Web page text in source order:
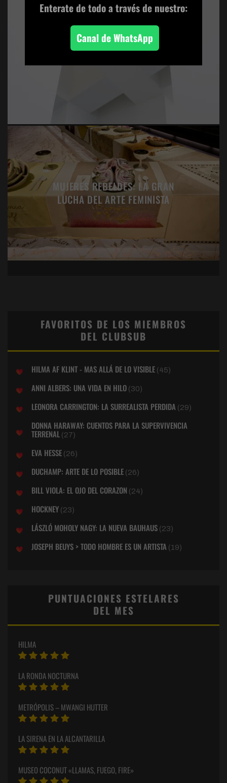
MUJERES REBELDES: LA GRAN
LUCHA DEL ARTE FEMINISTA
FAVORITOS DE LOS MIEMBROS
DEL CLUBSUB
HILMA AF KLINT - MAS ALLÁ DE LO VISIBLE (45)
ANNI ALBERS: UNA VIDA EN HILO (30)
LEONORA CARRINGTON: LA SURREALISTA PERDIDA (29)
DONNA HARAWAY: CUENTOS PARA LA SUPERVIVENCIA
TERRENAL (27)
EVA HESSE (26)
DUCHAMP: ARTE DE LO POSIBLE (26)
BILL VIOLA: EL OJO DEL CORAZON (24)
HOCKNEY (23)
LÁSZLÓ MOHOLY NAGY: LA NUEVA BAUHAUS (23)
JOSEPH BEUYS > TODO HOMBRE ES UN ARTISTA (19)
PUNTUACIONES ESTELARES
DEL MES
HILMA
LA RONDA NOCTURNA
METRÓPOLIS – MWANGI HUTTER
LA SIRENA EN LA ALCANTARILLA
MUSEO COCONUT «LLAMAS, FUEGO, FIRE»
Enterate de todoa través de nuestro:
Canal de WhatsApp